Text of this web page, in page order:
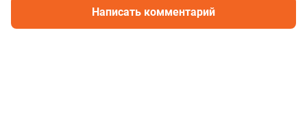
Написать комментарий